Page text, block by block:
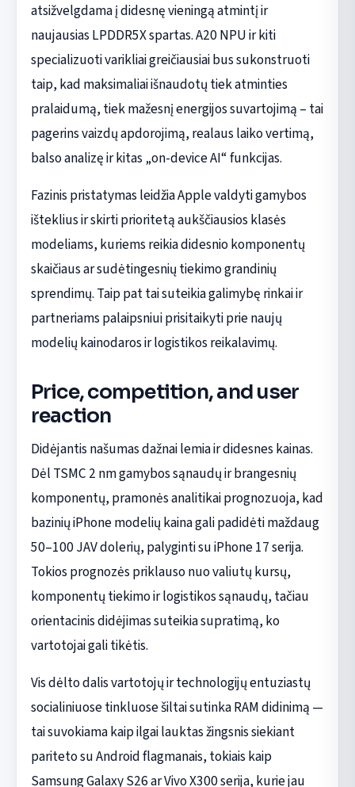
atsižvelgdama į didesnę vieningą atmintį ir
naujausias LPDDR5X spartas. A20 NPU ir kiti
specializuoti varikliai greičiausiai bus sukonstruoti
taip, kad maksimaliai išnaudotų tiek atminties
pralaidumą, tiek mažesnį energijos suvartojimą – tai
pagerins vaizdų apdorojimą, realaus laiko vertimą,
balso analizę ir kitas „on-device AI“ funkcijas.
Fazinis pristatymas leidžia Apple valdyti gamybos
išteklius ir skirti prioritetą aukščiausios klasės
modeliams, kuriems reikia didesnio komponentų
skaičiaus ar sudėtingesnių tiekimo grandinių
sprendimų. Taip pat tai suteikia galimybę rinkai ir
partneriams palaipsniui prisitaikyti prie naujų
modelių kainodaros ir logistikos reikalavimų.
Price, competition, and user
reaction
Didėjantis našumas dažnai lemia ir didesnes kainas.
Dėl TSMC 2 nm gamybos sąnaudų ir brangesnių
komponentų, pramonės analitikai prognozuoja, kad
bazinių iPhone modelių kaina gali padidėti maždaug
50–100 JAV dolerių, palyginti su iPhone 17 serija.
Tokios prognozės priklauso nuo valiutų kursų,
komponentų tiekimo ir logistikos sąnaudų, tačiau
orientacinis didėjimas suteikia supratimą, ko
vartotojai gali tikėtis.
Vis dėlto dalis vartotojų ir technologijų entuziastų
socialiniuose tinkluose šiltai sutinka RAM didinimą —
tai suvokiama kaip ilgai lauktas žingsnis siekiant
pariteto su Android flagmanais, tokiais kaip
Samsung Galaxy S26 ar Vivo X300 serija, kurie jau